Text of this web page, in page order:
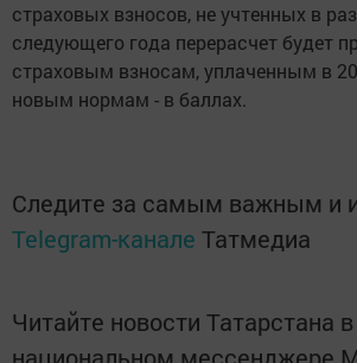
страховых взносов, не учтенных в
следующего года перерасчет будет
страховым взносам, уплаченным в
новым нормам - в баллах.
Следите за самым важным и
Telegram-канале Татмедиа
Читайте новости Татарстана в